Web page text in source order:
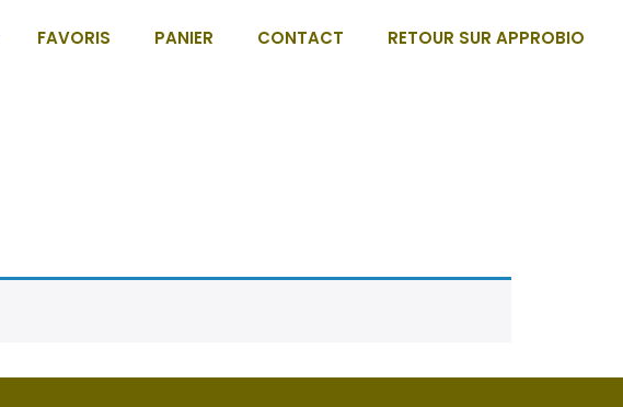
FAVORIS PANIER CONTACT RETOUR SUR APPROBIO